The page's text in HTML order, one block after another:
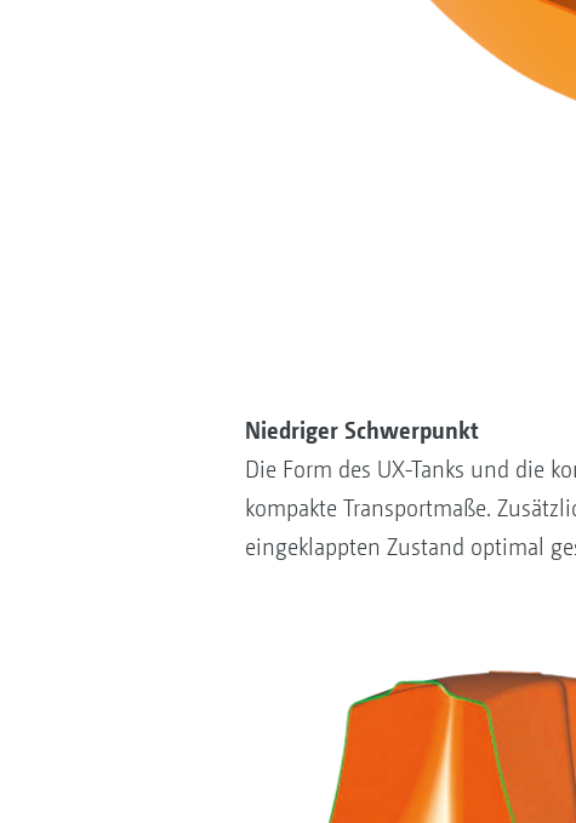
Niedriger Schwerpunkt
Die Form des UX-Tanks und die
kompakte Transportmaße.
eingeklappten Zustand optimal